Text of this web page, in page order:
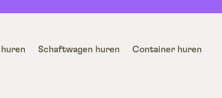
Schaftwagen huren Container huren